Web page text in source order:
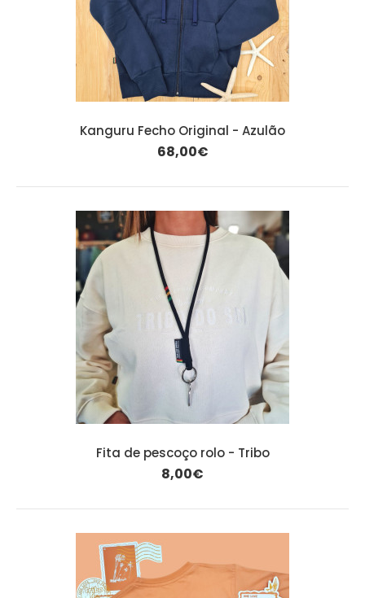
Kanguru Fecho Original - Azulão
68,00€
Fita de pescoço rolo - Tribo
8,00€